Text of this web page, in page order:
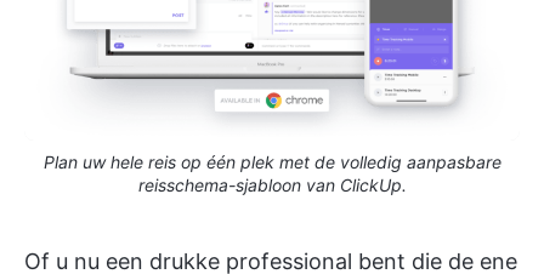
Plan uw hele reis op één plek met de volledig aanpasbare
reisschema-sjabloon van ClickUp.
Of u nu een drukke professional bent die de ene